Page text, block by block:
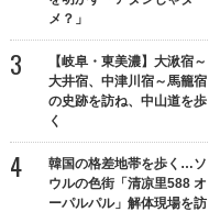
メ？」
【岐阜・東美濃】大湫宿～
大井宿、中津川宿～馬籠宿
の史跡を訪ね、中山道を歩
く
韓国の格差地帯を歩く…ソ
ウルの色街「清凉里588 オ
ーパルパル」解体現場を訪